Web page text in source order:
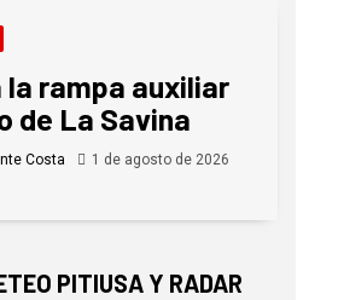
rampa auxiliar
de La Savina
Costa
1 de agosto de 2026
PITIUSA Y RADAR